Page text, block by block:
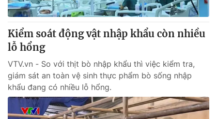
Kiểm soát động vật nhập khẩu còn nhiều
lỗ hổng
VTV.vn - So với thịt bò nhập khẩu thì việc kiểm tra,
giám sát an toàn vệ sinh thực phẩm bò sống nhập
khẩu đang có nhiều lỗ hổng.